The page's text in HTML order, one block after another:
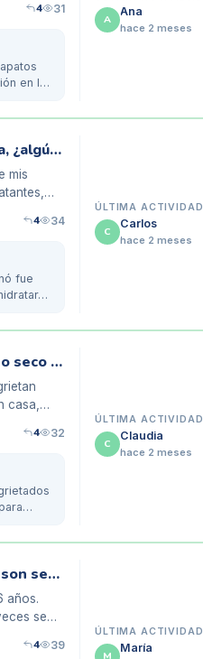
4 31
en los
A
Ana
hace 2 meses
Mi experiencia con talones secos tras trabajar en hostelería, ¿algún consejo?
mis
4 34
fue
ÚLTIMA ACTIVIDAD
C
Carlos
hace 2 meses
Mi experiencia con las grietas en los talones tras un invierno seco en casa
casa,
4 32
ÚLTIMA ACTIVIDAD
C
Claudia
hace 2 meses
Grietas en los talones de mi hijo de 6 años, ¿qué productos son seguros?
años.
se
4 39
ÚLTIMA ACTIVIDAD
M
María